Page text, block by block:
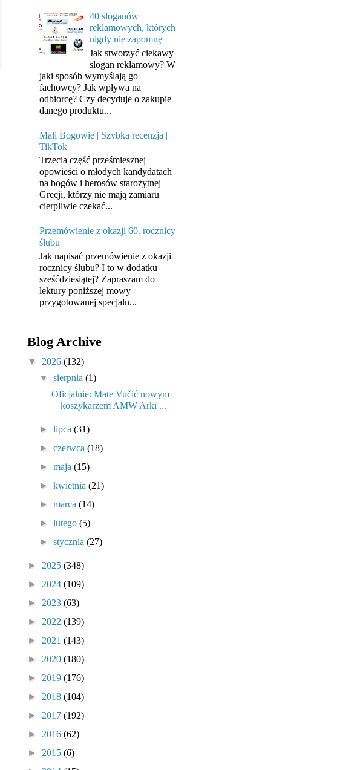
40 sloganów
reklamowych, których
nigdy nie zapomnę
Jak stworzyć ciekawy
slogan reklamowy? W
jaki sposób wymyślają go
fachowcy? Jak wpływa na
odbiorcę? Czy decyduje o zakupie
danego produktu...
Mali Bogowie | Szybka recenzja |
TikTok
Trzecia część prześmiesznej
opowieści o młodych kandydatach
na bogów i herosów starożytnej
Grecji, którzy nie mają zamiaru
cierpliwie czekać...
Przemówienie z okazji 60. rocznicy
ślubu
Jak napisać przemówienie z okazji
rocznicy ślubu? I to w dodatku
sześćdziesiątej? Zapraszam do
lektury poniższej mowy
przygotowanej specjaln...
Blog Archive
▼ 2026 (132)
▼sierpnia(1)
Oficjalnie: Mate Vučić nowym
koszykarzem AMW Arki ...
►lipca(31)
►czerwca(18)
►maja(15)
►kwietnia(21)
►marca(14)
►lutego(5)
►stycznia(27)
► 2025 (348)
► 2024 (109)
► 2023 (63)
► 2022 (139)
► 2021 (143)
► 2020 (180)
► 2019 (176)
► 2018 (104)
► 2017 (192)
► 2016 (62)
► 2015 (6)